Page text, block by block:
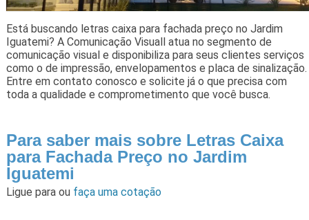
Está buscando letras caixa para fachada preço no Jardim
Iguatemi? A Comunicação Visuall atua no segmento de
comunicação visual e disponibiliza para seus clientes serviços
como o de impressão, envelopamentos e placa de sinalização.
Entre em contato conosco e solicite já o que precisa com
toda a qualidade e comprometimento que você busca.
Para saber mais sobre Letras Caixa
para Fachada Preço no Jardim
Iguatemi
Ligue para ou faça uma cotação